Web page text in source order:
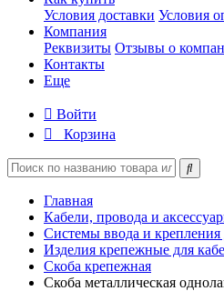
Условия доставки Условия
Компания
Реквизиты Отзывы о
Контакты
Еще
Войти
Корзина
Главная
Кабели, провода и
Системы ввода и крепления
Изделия крепежные для
Скоба крепежная
Скоба металлическая